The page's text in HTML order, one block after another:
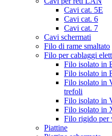
Cavi cat. 5E
Cavi cat. 6
Cavi cat. 7
Cavi schermati
Filo di rame smaltato
Filo per cablaggi
Filo isolato in
Filo isolato in
Filo isolato in
trefoli
Filo isolato in
Filo isolato in
Filo rigido per
Piattine